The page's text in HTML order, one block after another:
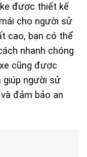
được thiết kế
cho người sử
cao, bạn có thể
nhanh chóng
cũng được
giúp người sử
đảm bảo an